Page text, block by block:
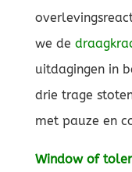
we de
uitdagingen in
drie trage
met pauze en
Window of